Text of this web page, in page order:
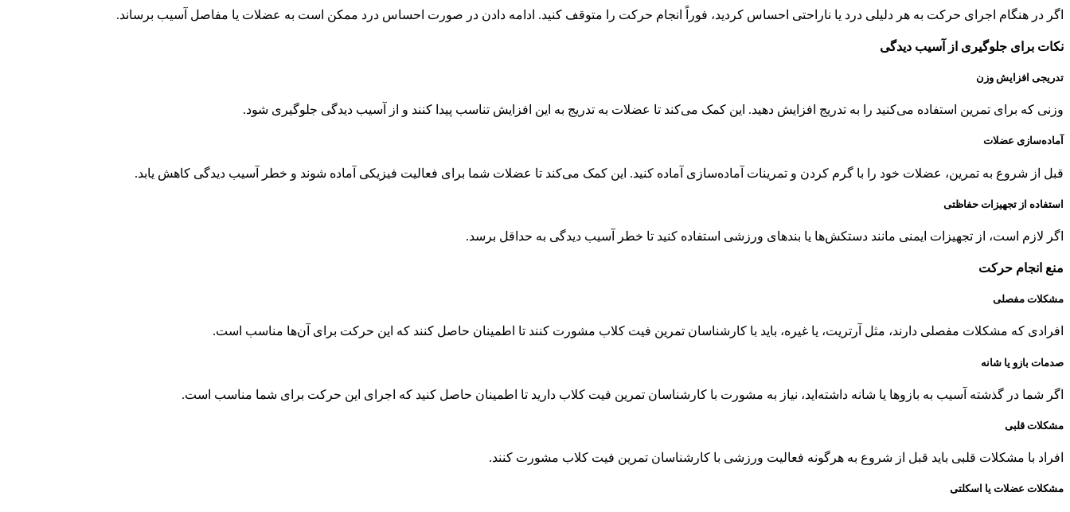
اگر در هنگام اجرای حرکت به هر دلیلی درد یا ناراحتی احساس کردید، فوراً انجام حرکت را متوقف کنید. ادامه دادن در صورت احساس درد ممکن است به عضلات یا مفاصل آسیب برساند.
نکات برای جلوگیری از آسیب دیدگی
تدریجی افزایش وزن
وزنی که برای تمرین استفاده می‌کنید را به تدریج افزایش دهید. این کمک می‌کند تا عضلات به تدریج به این افزایش تناسب پیدا کنند و از آسیب دیدگی جلوگیری شود.
آماده‌سازی عضلات
قبل از شروع به تمرین، عضلات خود را با گرم کردن و تمرینات آماده‌سازی آماده کنید. این کمک می‌کند تا عضلات شما برای فعالیت فیزیکی آماده شوند و خطر آسیب دیدگی کاهش یابد.
استفاده از تجهیزات حفاظتی
اگر لازم است، از تجهیزات ایمنی مانند دستکش‌ها یا بندهای ورزشی استفاده کنید تا خطر آسیب دیدگی به حداقل برسد.
منع انجام حرکت
مشکلات مفصلی
افرادی که مشکلات مفصلی دارند، مثل آرتریت، یا غیره، باید با کارشناسان تمرین فیت کلاب مشورت کنند تا اطمینان حاصل کنند که این حرکت برای آن‌ها مناسب است.
صدمات بازو یا شانه
اگر شما در گذشته آسیب به بازوها یا شانه داشته‌اید، نیاز به مشورت با کارشناسان تمرین فیت کلاب دارید تا اطمینان حاصل کنید که اجرای این حرکت برای شما مناسب است.
مشکلات قلبی
افراد با مشکلات قلبی باید قبل از شروع به هرگونه فعالیت ورزشی با کارشناسان تمرین فیت کلاب مشورت کنند.
مشکلات عضلات یا اسکلتی